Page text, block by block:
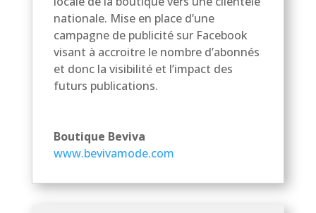
nationale. Mise en place d’une
campagne de publicité sur Facebook
visant à accroitre le nombre d’abonnés
et donc la visibilité et l’impact des
futurs publications.
Boutique Beviva
www.bevivamode.com